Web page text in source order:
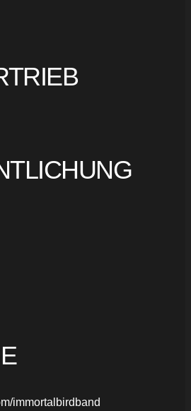
immortalbirdband